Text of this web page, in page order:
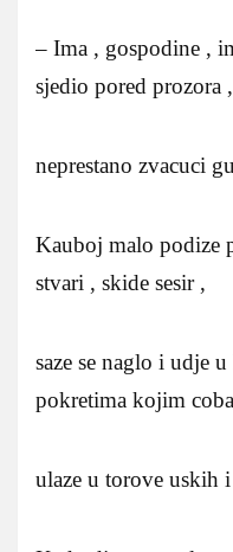
– Ima , gospodine ,
sjedio pored prozora ,
neprestano zvacuci
Kauboj malo podize
stvari , skide sesir ,
saze se naglo i udje
pokretima kojim
ulaze u torove uskih